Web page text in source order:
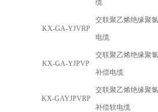
缆
KX-GA-YJVRP
交联聚乙烯绝缘聚
电缆
KX-GA-YJPVP
交联聚乙烯绝缘聚
补偿电缆
KX-GAYJPVRP
交联聚乙烯绝缘聚
补偿软电缆